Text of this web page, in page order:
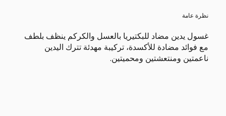
نظرة عامة
غسول يدين مضاد للبكتيريا بالعسل والكركم ينظف بلطف
مع فوائد مضادة للأكسدة، تركيبة مهدئة تترك اليدين
ناعمتين ومنتعشتين ومحميتين.